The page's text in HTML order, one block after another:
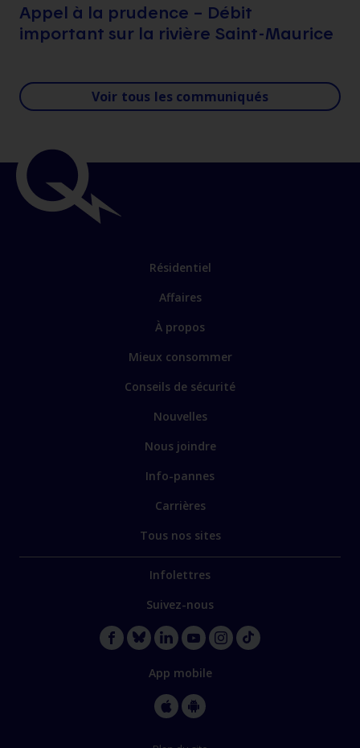
Appel à la prudence – Débit
important sur la rivière Saint-Maurice
Voir tous les communiqués
Résidentiel
Affaires
À propos
Mieux consommer
Conseils de sécurité
Nouvelles
Nous joindre
Info-pannes
Carrières
Tous nos sites
Infolettres
Suivez-nous
App mobile